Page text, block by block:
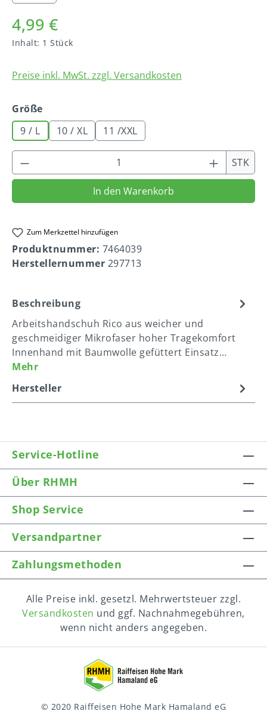
4,99 €
Inhalt: 1 Stück
Preise inkl. MwSt. zzgl. Versandkosten
Größeauswählen
9 / L
10 / XL 11 /XXL
Produkt Anzahl: Gib den STK
In den Warenkorb
Zum Merkzettel hinzufügen
Produktnummer: 7464039
Herstellernummer 297713
Beschreibung
Arbeitshandschuh Rico aus weicher und
geschmeidiger Mikrofaser hoher Tragekomfort
Innenhand mit Baumwolle gefüttert Einsatz…
Mehr
Hersteller
Service-Hotline
Über RHMH
Shop Service
Versandpartner
Zahlungsmethoden
Alle Preise inkl. gesetzl. Mehrwertsteuer zzgl.
Versandkosten und ggf. Nachnahmegebühren,
wenn nicht anders angegeben.
© 2020 Raiffeisen Hohe Mark Hamaland eG